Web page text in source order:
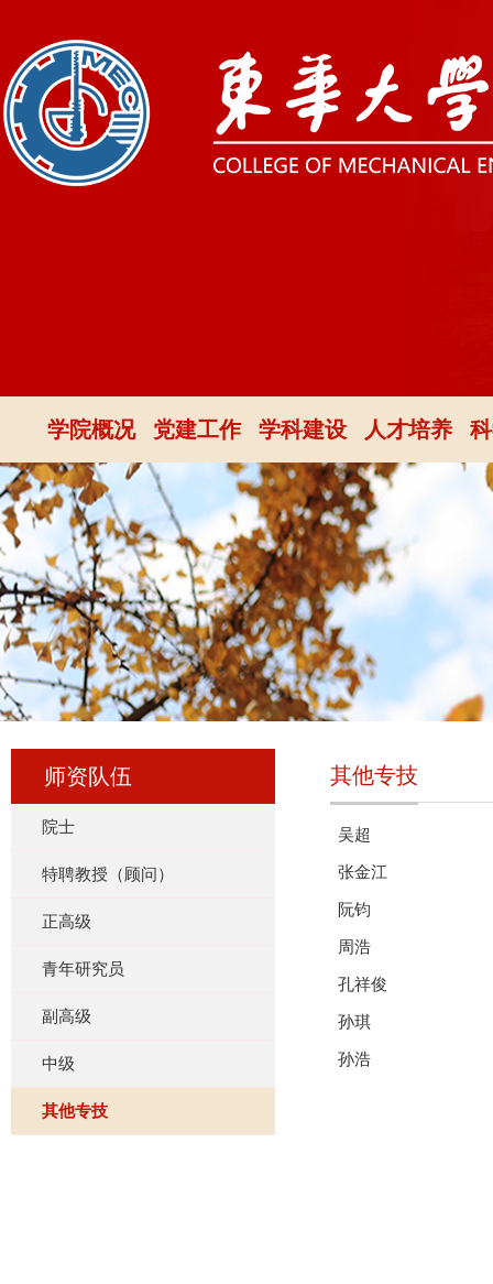
学院概况 党建工作 学科建设 人才培养
师资队伍
院士
特聘教授（顾问）
正高级
青年研究员
副高级
中级
其他专技
其他专技
吴超
张金江
阮钧
周浩
孔祥俊
孙琪
孙浩